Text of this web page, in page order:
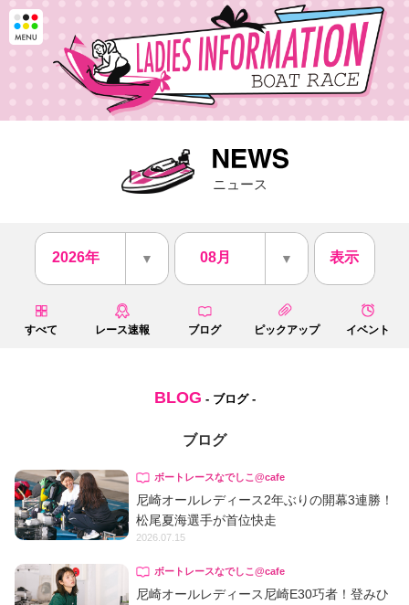
ニュース
2026年 ▼ 08月 ▼ 表示
すべて レース速報 ブログ ピックアップ イベント
BLOG - ブログ -
ブログ
ボートレースなでしこ@cafe
尼崎オールレディース2年ぶりの開幕3連勝！
松尾夏海選手が首位快走
2026.07.15
ボートレースなでしこ@cafe
尼崎オールレディース尼崎E30巧者！登みひ